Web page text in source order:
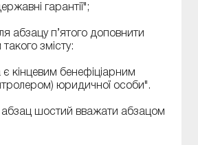
гарантії";
абзацу п’ятого доповнити
змісту:
кінцевим бенефіціарним
юридичної особи".
абзац шостий вважати абзацом